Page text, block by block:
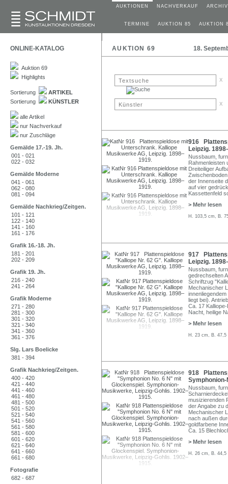
AUKTIONEN NACHVERKAUF ARCHIV
TERMINE AUKTION 85 AUKTION
ONLINE-KATALOG AUKTION 69 18.
Auktion 69
Highlights
Sortierung
ARTIKEL
Sortierung
KÜNSTLER
alle Artikel
nur Nachverkauf
nur Zuschläge
Gemälde 17.-19. Jh.
001 - 021
022 - 032
Gemälde Moderne
041 - 061
062 - 080
081 - 094
Gemälde Nachkrieg/Zeitgen.
101 - 121
122 - 140
141 - 160
161 - 176
Grafik 16.-18. Jh.
181 - 201
202 - 209
Grafik 19. Jh.
216 - 240
241 - 264
Grafik Moderne
271 - 280
281 - 300
301 - 320
321 - 340
341 - 360
361 - 376
Slg. Lars Boelicke
381 - 394
Grafik Nachkrieg/Zeitgen.
400 - 420
421 - 440
441 - 460
461 - 480
481 - 500
501 - 520
521 - 540
541 - 560
561 - 580
581 - 600
601 - 620
621 - 640
641 - 660
661 - 680
Fotografie
682 - 687
x
x
916
Leipzig.
Nussbaum,
Rahmenleisten
Dreiteiliger
der Innenseite
auf vier
Kassettenfeld
> Mehr lesen
H. 103,5 cm, B.
917
Leipzig.
Nussbaum,
gedrechselten
Schriftzug
Mechanischer
liegt bei).
Ca. 17
Nacht, heilige
> Mehr lesen
H. 23 cm, B. 47,5
918
Symphonion-
Nussbaum,
musizierenden
der Angabe zu
Mechanischer
nach außen
goldfarbene
Ca. 15
> Mehr lesen
H. 26 cm, B. 44,5